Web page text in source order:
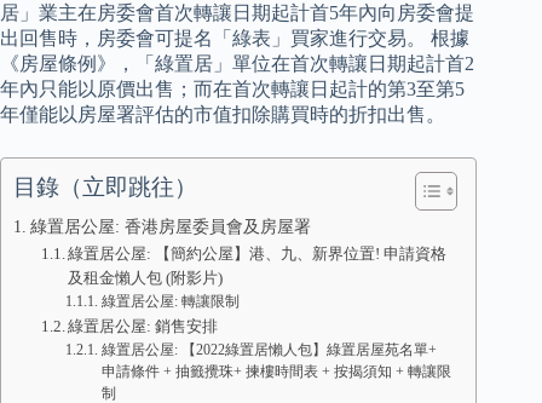
居」業主在房委會首次轉讓日期起計首5年內向房委會提
出回售時，房委會可提名「綠表」買家進行交易。 根據
《房屋條例》，「綠置居」單位在首次轉讓日期起計首2
年內只能以原價出售；而在首次轉讓日起計的第3至第5
年僅能以房屋署評估的市值扣除購買時的折扣出售。
目錄（立即跳往）
綠置居公屋: 香港房屋委員會及房屋署
綠置居公屋: 【簡約公屋】港、九、新界位置! 申請資格
及租金懶人包 (附影片)
綠置居公屋: 轉讓限制
綠置居公屋: 銷售安排
綠置居公屋: 【2022綠置居懶人包】綠置居屋苑名單+
申請條件 + 抽籤攪珠+ 揀樓時間表 + 按揭須知 + 轉讓限
制